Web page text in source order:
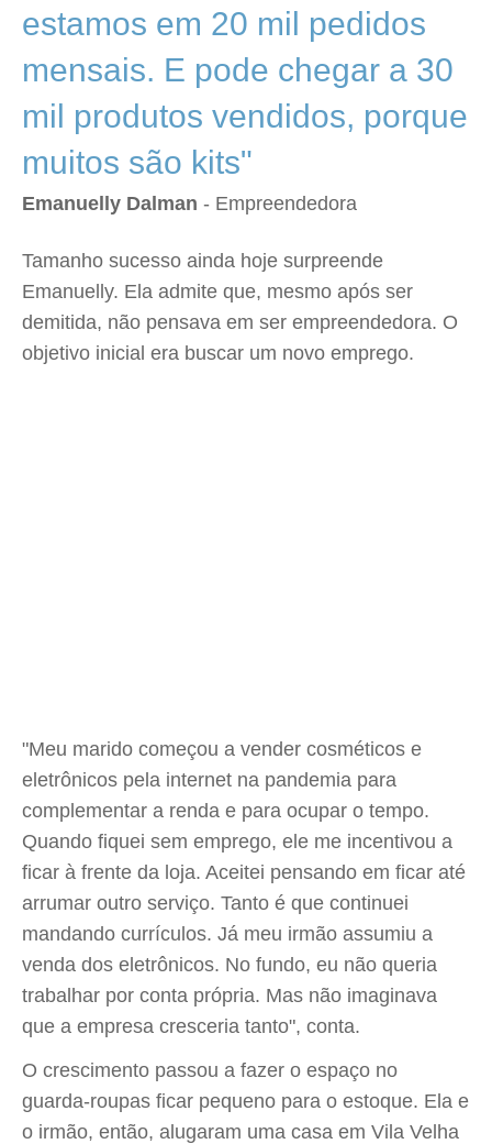
estamos em 20 mil pedidos
mensais. E pode chegar a 30
mil produtos vendidos, porque
muitos são kits"
Emanuelly Dalman - Empreendedora
Tamanho sucesso ainda hoje surpreende
Emanuelly. Ela admite que, mesmo após ser
demitida, não pensava em ser empreendedora. O
objetivo inicial era buscar um novo emprego.
"Meu marido começou a vender cosméticos e
eletrônicos pela internet na pandemia para
complementar a renda e para ocupar o tempo.
Quando fiquei sem emprego, ele me incentivou a
ficar à frente da loja. Aceitei pensando em ficar até
arrumar outro serviço. Tanto é que continuei
mandando currículos. Já meu irmão assumiu a
venda dos eletrônicos. No fundo, eu não queria
trabalhar por conta própria. Mas não imaginava
que a empresa cresceria tanto", conta.
O crescimento passou a fazer o espaço no
guarda-roupas ficar pequeno para o estoque. Ela e
o irmão, então, alugaram uma casa em Vila Velha